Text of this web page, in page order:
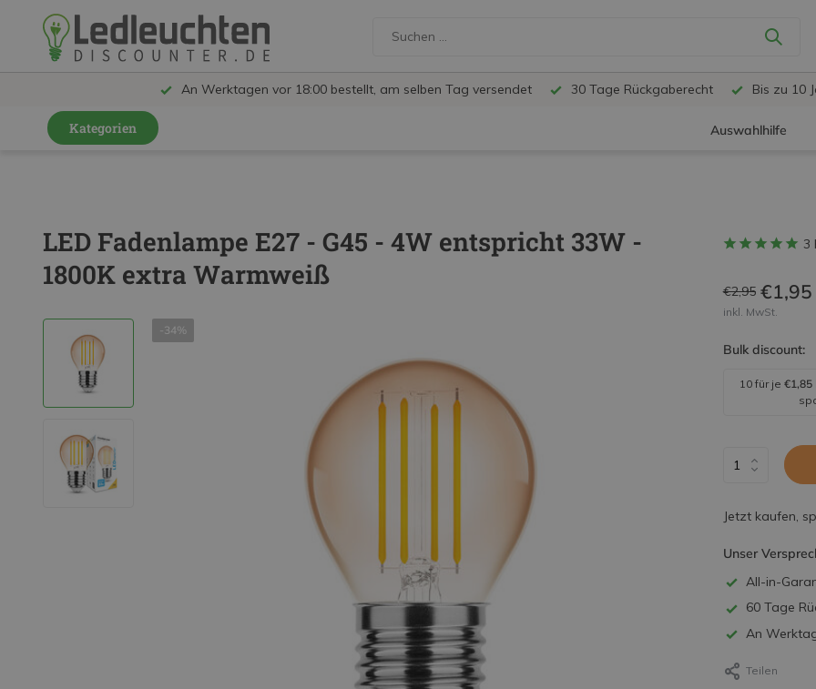
An Werktagen vor 18:00 bestellt, am selben Tag versendet 30 Tage Rückgaberecht Bis zu 10
Kategorien Auswahlhilfe
LED Schienensystem Lampen
Innenleuchten
Feuchtraumleuchten IP65
Außenleuchten
LED Panels
LED Hallenstrahler
LED Leuchtbänder
LED Fadenlampe E27 - G45 - 4W entspricht 33W -
1800K extra Warmweiß
-34%
3
€2,95 €1,95
inkl. MwSt.
Bulk discount:
10 für je €1,85
Jetzt kaufen,
Unser
All-in-
60 Tage
An
Teilen